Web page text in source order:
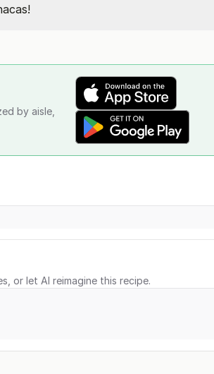
by aisle,
or let AI reimagine this recipe.